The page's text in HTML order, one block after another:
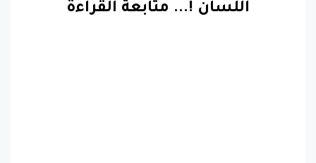
اللسان !... متابعة القراءة